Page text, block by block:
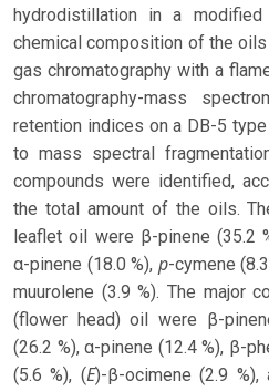
hydrodistillation in a modified
chemical composition of the
gas chromatography with a
chromatography-mass
retention indices on a DB-5
to mass spectral
compounds were identified,
the total amount of the oils.
leaflet oil were β-pinene (35.2
α-pinene (18.0 %), p-cymene
muurolene (3.9 %). The major
(flower head) oil were β-
(26.2 %), α-pinene (12.4 %), β-
(5.6 %), (E)-β-ocimene (2.9 %),